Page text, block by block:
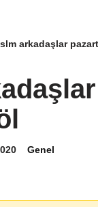
slm arkadaşlar
Genel